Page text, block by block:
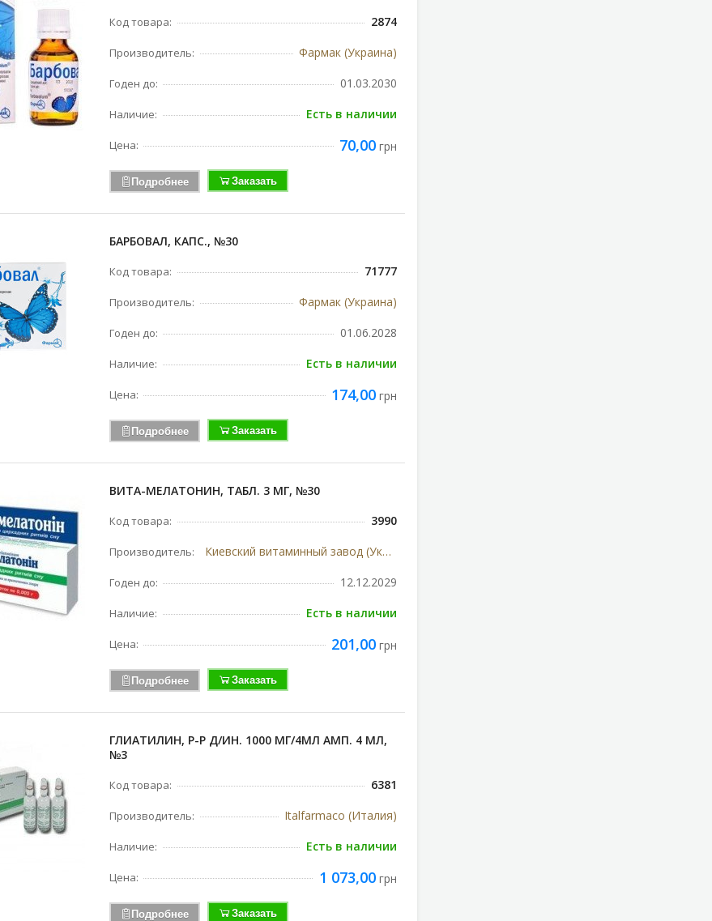
Код товара: 2874
Производитель: Фармак (Украина)
Годен до: 01.03.2030
Наличие: Есть в наличии
Цена: 70,00грн
Подробнее Заказать
БАРБОВАЛ, КАПС., №30
Код товара: 71777
Производитель: Фармак (Украина)
Годен до: 01.06.2028
Наличие: Есть в наличии
Цена: 174,00грн
Подробнее Заказать
ВИТА-МЕЛАТОНИН, ТАБЛ. 3 МГ, №30
Код товара: 3990
Производитель: Киевский витаминный завод (Украина)
Годен до: 12.12.2029
Наличие: Есть в наличии
Цена: 201,00грн
Подробнее Заказать
ГЛИАТИЛИН, Р-Р Д/ИН. 1000 МГ/4МЛ АМП. 4 МЛ,
№3
Код товара: 6381
Производитель: Italfarmaco (Италия)
Наличие: Есть в наличии
Цена: 1 073,00грн
Подробнее Заказать